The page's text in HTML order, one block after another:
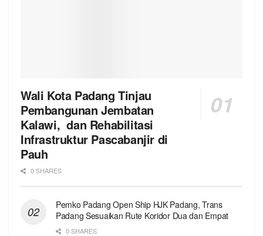
Wali Kota Padang Tinjau
Pembangunan Jembatan
Kalawi, dan Rehabilitasi
Infrastruktur Pascabanjir di
Pauh
0 SHARES
Pemko Padang Open Ship HJK Padang, Trans
Padang Sesuaikan Rute Koridor Dua dan Empat
0 SHARES